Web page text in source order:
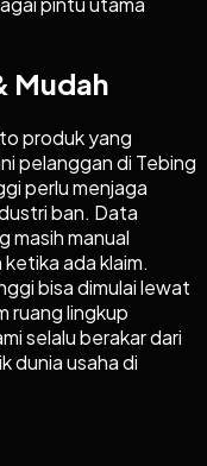
Mudah
produk yang
pelanggan di Tebing
perlu menjaga
ban. Data
masih manual
ada klaim.
bisa dimulai lewat
ruang lingkup
selalu berakar dari
dunia usaha di